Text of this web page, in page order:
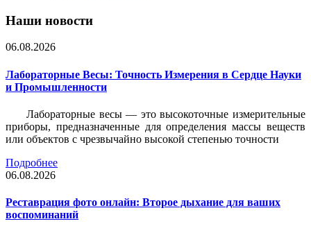
Наши новости
06.08.2026
Лабораторные Весы: Точность Измерения в Сердце Науки
и Промышленности
Лабораторные весы — это высокоточные измерительные
приборы, предназначенные для определения массы веществ
или объектов с чрезвычайно высокой степенью точности
Подробнее
06.08.2026
Реставрация фото онлайн: Второе дыхание для ваших
воспоминаний